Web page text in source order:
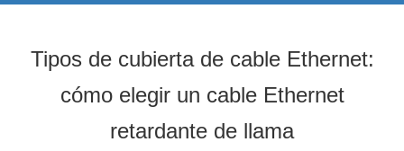
Tipos de cubierta de cable Ethernet:
cómo elegir un cable Ethernet
retardante de llama